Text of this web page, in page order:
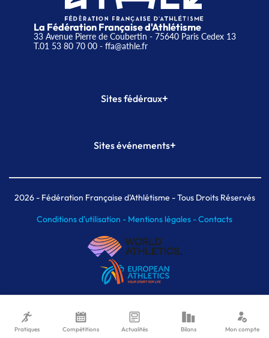
La Fédération Française d'Athlétisme
33 Avenue Pierre de Coubertin - 75640 Paris Cedex 13
T.01 53 80 70 00- ffa@athle.fr
Sites fédéraux+
Plateforme Formation
Sites événements+
Meeting de Paris indoor
MAIF Ekiden de Paris
2026- Fédération Française d'Athlétisme - Tous Droits Réservés
Conditions d'utilisation - Mentions légales -Contacts
Pratiques Compétitions Actualités Bilans Mon compte